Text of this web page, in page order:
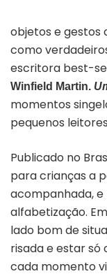
objetos e gestos
como
escritora best-
Winfield Martin.
momentos
pequenos
Publicado no
para crianças a
acompanhada, e
alfabetização.
lado bom de
risada e estar só
cada momento